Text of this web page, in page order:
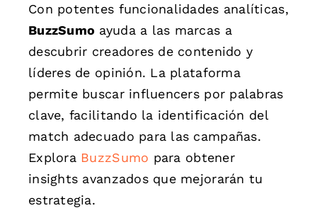
Con potentes funcionalidades analíticas,
BuzzSumo ayuda a las marcas a
descubrir creadores de contenido y
líderes de opinión. La plataforma
permite buscar influencers por palabras
clave, facilitando la identificación del
match adecuado para las campañas.
Explora BuzzSumo para obtener
insights avanzados que mejorarán tu
estrategia.